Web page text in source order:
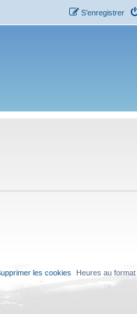
S’enregistrer
Heures au format
les cookies